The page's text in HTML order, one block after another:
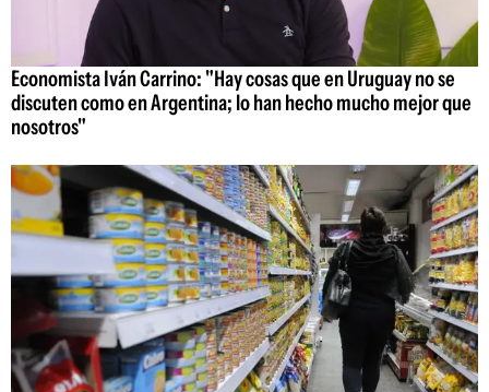
Economista Iván Carrino: "Hay cosas que en Uruguay no se
discuten como en Argentina; lo han hecho mucho mejor que
nosotros"